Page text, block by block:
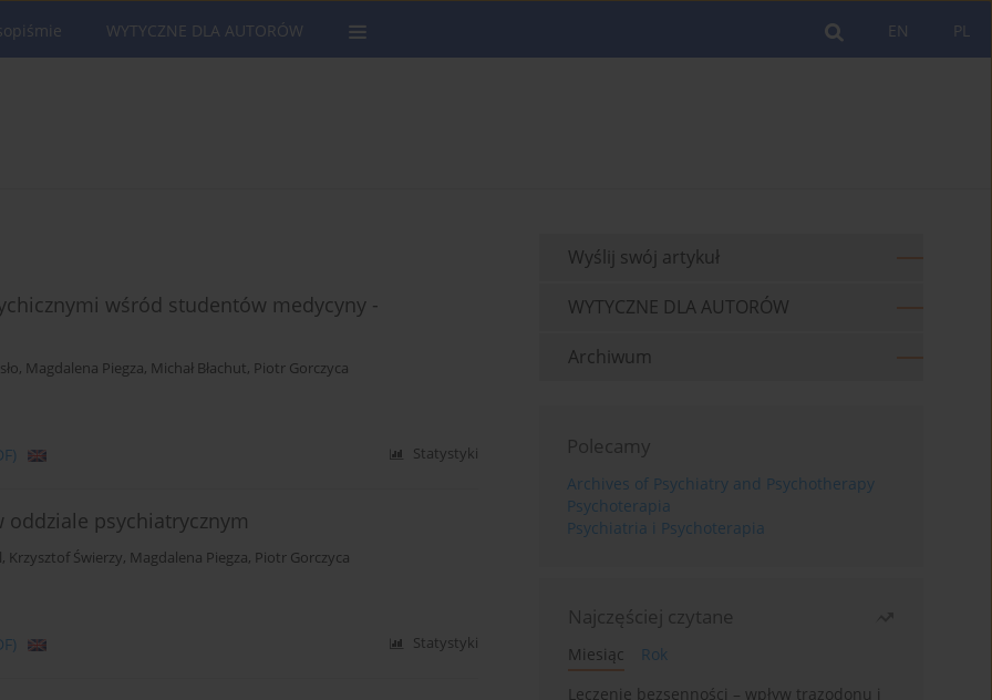
PL
EN
WYTYCZNE DLA AUTORÓW
wśród studentów medycyny -
, Magdalena Piegza, Michał Błachut, Piotr Gorczyca
Statystyki
oddziale psychiatrycznym
, Krzysztof Świerzy, Magdalena Piegza, Piotr Gorczyca
Statystyki
Wyślij swój artykuł
WYTYCZNE DLA AUTORÓW
Archiwum
Polecamy
Archives of Psychiatry and Psychotherapy
Psychoterapia
Psychiatria i Psychoterapia
Najczęściej czytane
Miesiąc
Rok
Leczenie bezsenności – wpływ trazodonu i